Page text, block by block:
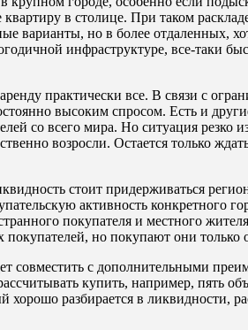
в столице. При таком
варианты, но в более отдаленных,
инфраструктуре, все-таки
практически все. В связи с
высоким спросом. Есть и
со всего мира. Но ситуация
возросли. Остается только
стоит придерживаться
активность конкретного
покупателя и местного
но покупают они
совместить с дополнительными
купить, например, пять
разбирается в ликвидности,